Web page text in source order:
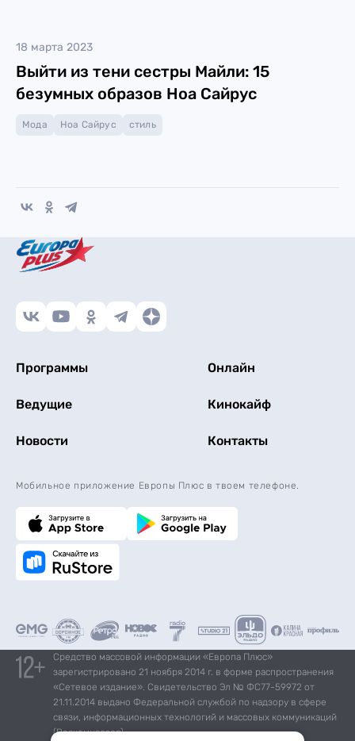
18 марта 2023
Выйти из тени сестры Майли: 15
безумных образов Ноа Сайрус
Мода Ноа Сайрус стиль
Программы Онлайн
Ведущие Кинокайф
Новости Контакты
Мобильное приложение Европы Плюс в твоем телефоне.
Средство массовой информации «Европа Плюс»
зарегистрировано 21 ноября 2014 г. в форме распространения
«Сетевое издание». Свидетельство Эл № ФС77-59972 от
21.11.2014 выдано Федеральной службой по надзору в сфере
связи, информационных технологий и массовых коммуникаций
(Роскомнадзор).